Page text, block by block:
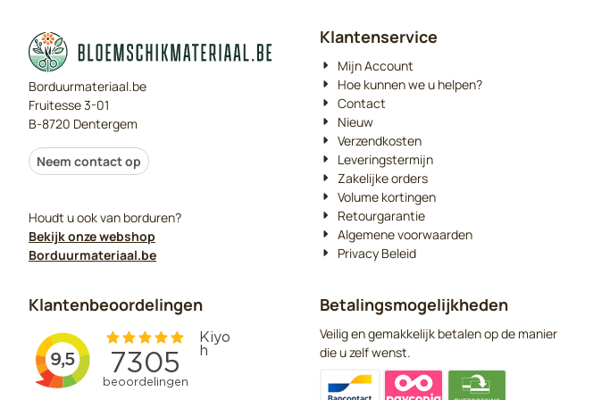
Borduurmateriaal.be
Fruitesse 3-01
B-8720 Dentergem
Neem contact op
Houdt u ook van borduren?
Bekijk onze webshop
Borduurmateriaal.be
Klantenservice
Mijn Account
Hoe kunnen we u helpen?
Contact
Nieuw
Verzendkosten
Leveringstermijn
Zakelijke orders
Volume kortingen
Retourgarantie
Algemene voorwaarden
Privacy Beleid
Klantenbeoordelingen Betalingsmogelijkheden
Veilig en gemakkelijk betalen op de manier
die u zelf wenst.